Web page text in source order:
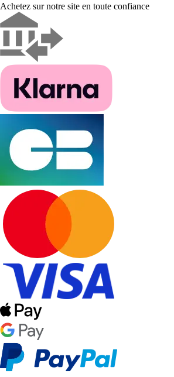
Achetez sur notre site en toute confiance